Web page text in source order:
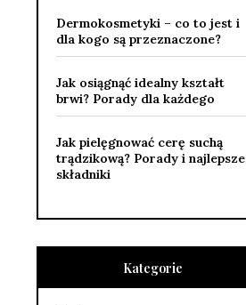
Dermokosmetyki – co to jest i
dla kogo są przeznaczone?
Jak osiągnąć idealny kształt
brwi? Porady dla każdego
Jak pielęgnować cerę suchą
trądzikową? Porady i najlepsze
składniki
Kategorie